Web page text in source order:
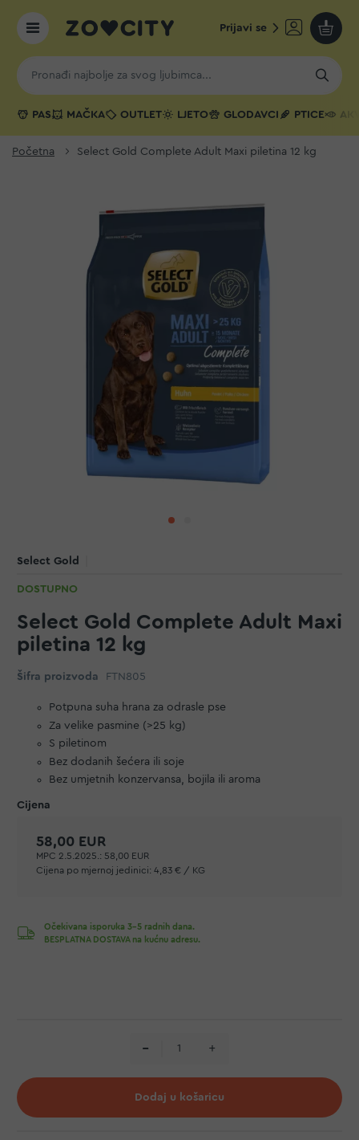
Prijavi se
Moja
PAS MAČKA OUTLET LJETO GLODAVCI PTICE
Početna Select Gold Complete Adult Maxi piletina 12 kg
Select Gold
DOSTUPNO
Select Gold Complete Adult Maxi
piletina 12 kg
Šifra proizvoda FTN805
Potpuna suha hrana za odrasle pse
Za velike pasmine (>25 kg)
S piletinom
Bez dodanih šećera ili soje
Bez umjetnih konzervansa, bojila ili aroma
58,00 EUR
MPC 2.5.2025.: 58,00 EUR
Cijena po mjernoj jedinici: 4,83 € / KG
Očekivana isporuka 3-5 radnih dana.
BESPLATNA DOSTAVA na kućnu adresu.
Dodaj u košaricu